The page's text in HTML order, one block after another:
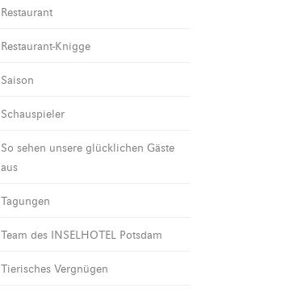
Restaurant
Restaurant-Knigge
Saison
Schauspieler
So sehen unsere glücklichen Gäste
aus
Tagungen
Team des INSELHOTEL Potsdam
Tierisches Vergnügen